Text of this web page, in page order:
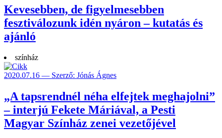
Kevesebben, de figyelmesebben
fesztiválozunk idén nyáron – kutatás és
ajánló
színház
2020.07.16 — Szerző: Jónás Ágnes
„A tapsrendnél néha elfejtek meghajolni”
– interjú Fekete Máriával, a Pesti
Magyar Színház zenei vezetőjével